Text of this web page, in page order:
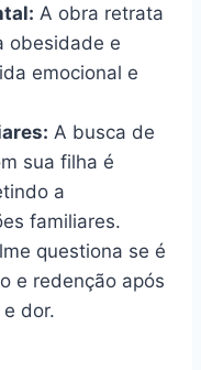
A obra retrata
obesidade e
emocional e
A busca de
sua filha é
a
familiares.
questiona se é
e redenção após
dor.